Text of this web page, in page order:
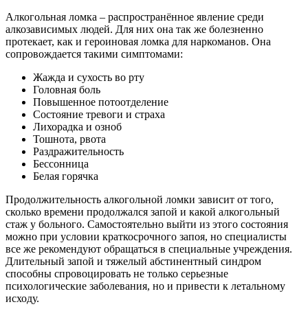
Алкогольная ломка – распространённое явление среди
алкозависимых людей. Для них она так же болезненно
протекает, как и героиновая ломка для наркоманов. Она
сопровождается такими симптомами:
Жажда и сухость во рту
Головная боль
Повышенное потоотделение
Состояние тревоги и страха
Лихорадка и озноб
Тошнота, рвота
Раздражительность
Бессонница
Белая горячка
Продолжительность алкогольной ломки зависит от того,
сколько времени продолжался запой и какой алкогольный
стаж у больного. Самостоятельно выйти из этого состояния
можно при условии краткосрочного запоя, но специалисты
все же рекомендуют обращаться в специальные учреждения.
Длительный запой и тяжелый абстинентный синдром
способны спровоцировать не только серьезные
психологические заболевания, но и привести к летальному
исходу.